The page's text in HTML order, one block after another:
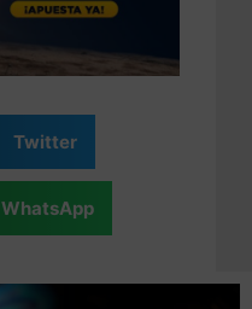
Twitter
WhatsApp